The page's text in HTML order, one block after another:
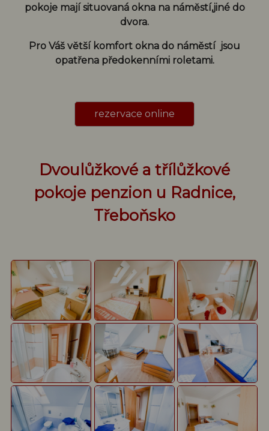
pokoje mají situovaná okna na náměstí,jiné do
dvora.
Pro Váš větší komfort okna do náměstí jsou
opatřena předokenními roletami.
rezervace online
Dvoulůžkové a třílůžkové
pokoje penzion u Radnice,
Třeboňsko